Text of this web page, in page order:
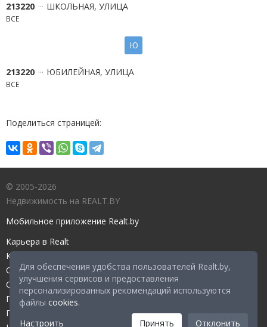
Для обеспечения удобства пользователей Realt.by,
улучшения сервисов и предоставления
персонализированных рекомендаций используются
файлы cookies.
Настроить
Принять Отклонить
213220 ШКОЛЬНАЯ, УЛИЦА
ВСЕ
Ю
213220 ЮБИЛЕЙНАЯ, УЛИЦА
ВСЕ
Поделиться страницей:
© 2005-2026
Недвижимость на REALT.BY
Мобильное приложение Realt.by
Карьера в Realt
Контакты редакции
Справочный центр
Служба поддержки
Прейскурант
Правовые документы